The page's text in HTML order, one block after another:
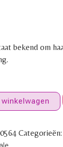
bekend om
Categorieën: